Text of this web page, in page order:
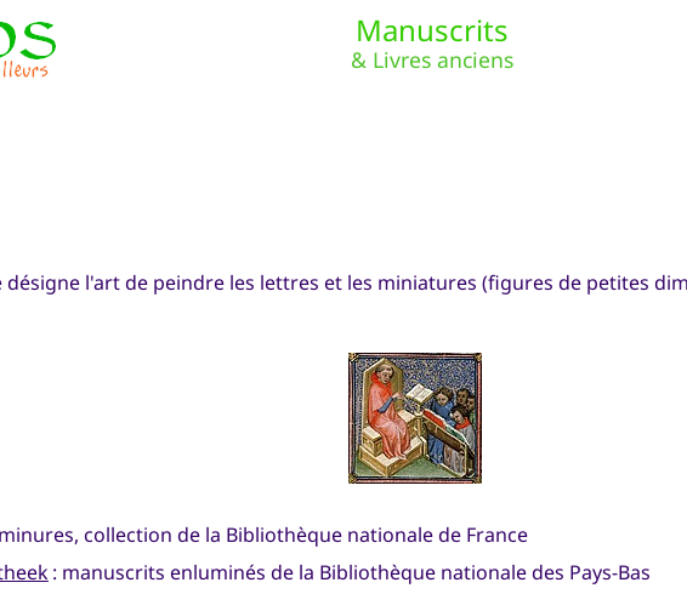
Manuscrits
& Livres anciens
désigne l'art de peindre les lettres et les miniatures (figures de petites
collection de la Bibliothèque nationale de France
: manuscrits enluminés de la Bibliothèque nationale des Pays-Bas